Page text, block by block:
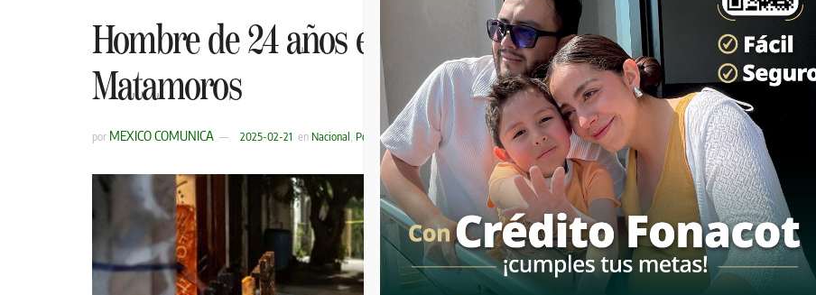
Hombre de 24 años es asesinado en el Mariano
Matamoros
por MEXICO COMUNICA 2025-02-21 en Nacional Policiaca,Últimas Noticias